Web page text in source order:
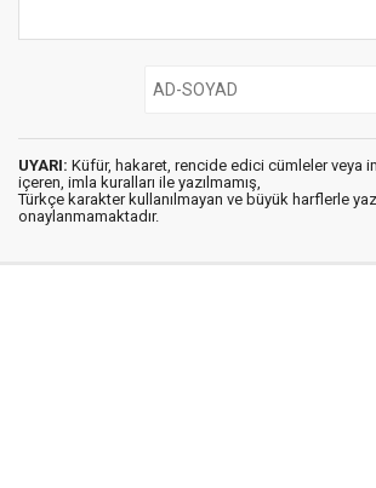
UYARI: Küfür, hakaret, rencide edici cümleler veya
içeren, imla kuralları ile yazılmamış,
Türkçe karakter kullanılmayan ve büyük harflerle
onaylanmamaktadır.